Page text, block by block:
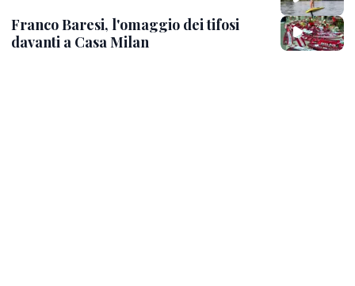
Franco Baresi, l'omaggio dei tifosi
davanti a Casa Milan